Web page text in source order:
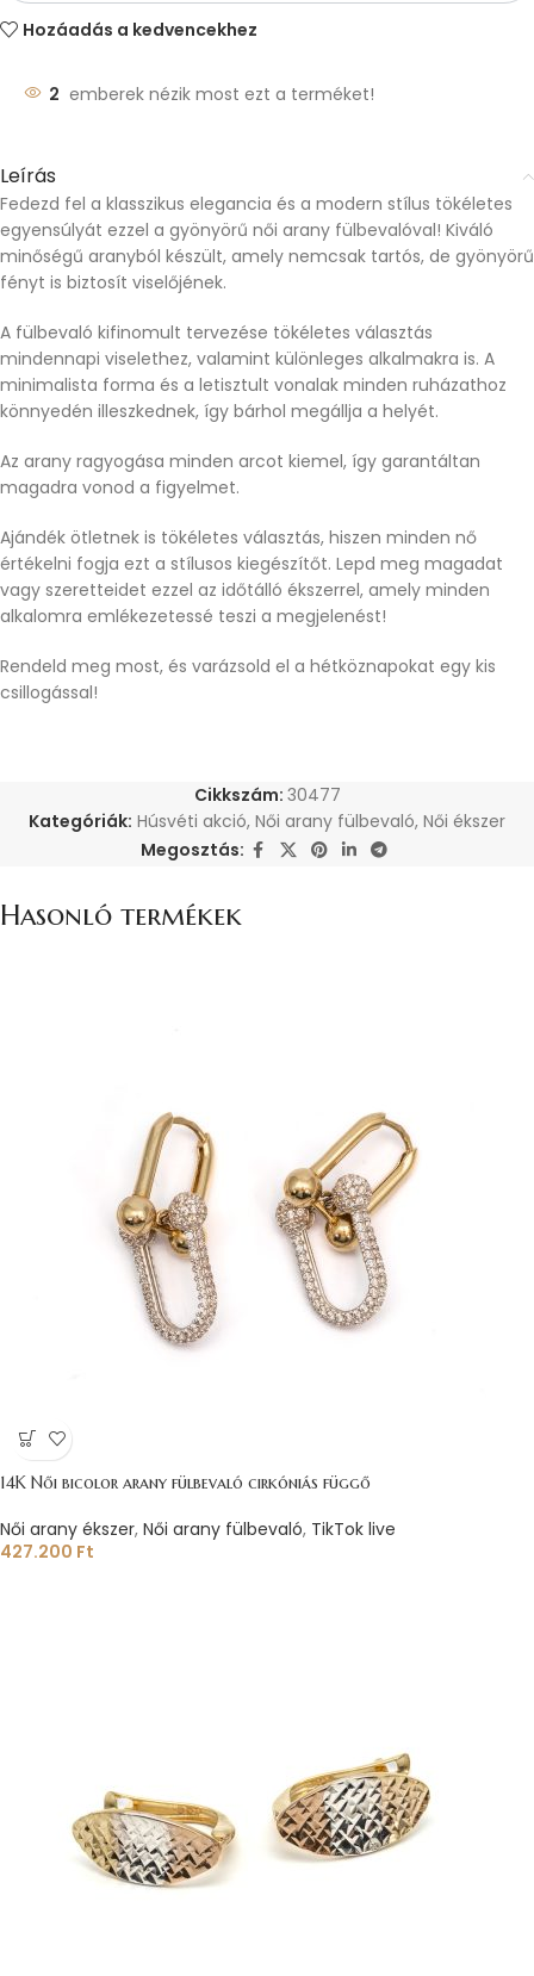
Hozáadás a kedvencekhez
2 emberek nézik most ezt a terméket!
Leírás
Fedezd fel a klasszikus elegancia és a modern stílus tökéletes
egyensúlyát ezzel a gyönyörű női arany fülbevalóval! Kiváló
minőségű aranyból készült, amely nemcsak tartós, de gyönyörű
fényt is biztosít viselőjének.
A fülbevaló kifinomult tervezése tökéletes választás
mindennapi viselethez, valamint különleges alkalmakra is. A
minimalista forma és a letisztult vonalak minden ruházathoz
könnyedén illeszkednek, így bárhol megállja a helyét.
Az arany ragyogása minden arcot kiemel, így garantáltan
magadra vonod a figyelmet.
Ajándék ötletnek is tökéletes választás, hiszen minden nő
értékelni fogja ezt a stílusos kiegészítőt. Lepd meg magadat
vagy szeretteidet ezzel az időtálló ékszerrel, amely minden
alkalomra emlékezetessé teszi a megjelenést!
Rendeld meg most, és varázsold el a hétköznapokat egy kis
csillogással!
Cikkszám: 30477
Kategóriák: Húsvéti akció, Női arany fülbevaló, Női ékszer
Megosztás:
Hasonló termékek
14K Női bicolor arany fülbevaló cirkóniás függő
Női arany ékszer, Női arany fülbevaló, TikTok live
427.200 Ft